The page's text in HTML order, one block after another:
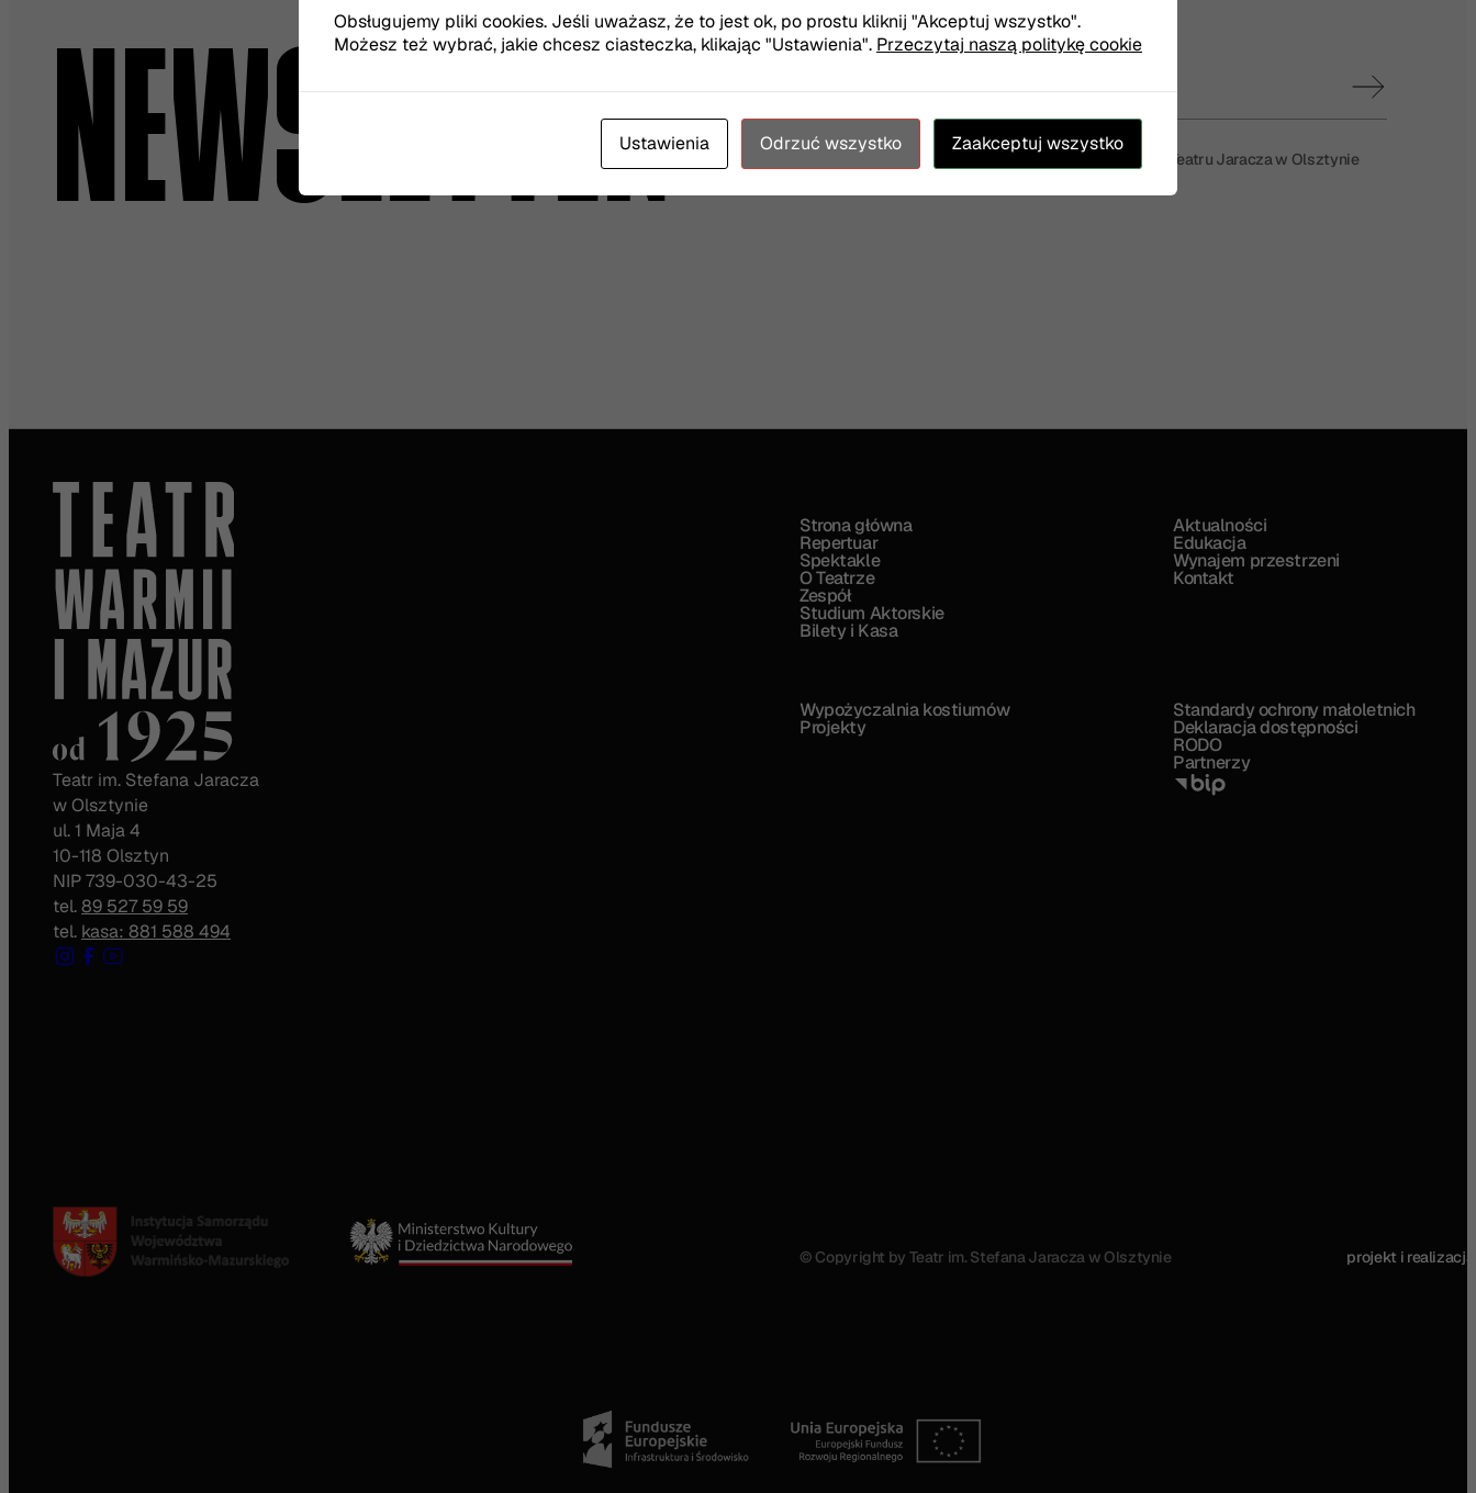
NEWSLETTER Twój e-mail
Wyrażam zgodę na otrzymywanie wiadomości od Teatru Jaracza w Olsztynie
Więcej
Teatr im. Stefana Jaracza
w Olsztynie
ul. 1 Maja 4
10-118 Olsztyn
NIP 739-030-43-25
tel.89 527 59 59
tel. kasa: 881 588 494
Strona główna
Repertuar
Spektakle
O Teatrze
Zespół
Studium Aktorskie
Bilety i Kasa
Aktualności
Edukacja
Wynajem przestrzeni
Kontakt
Wypożyczalnia kostiumów
Projekty
Standardy ochrony małoletnich
Deklaracja dostępności
RODO
Partnerzy
projekt i
© Copyright by Teatr im. Stefana Jaracza w Olsztynie
Obsługujemy pliki cookies. Jeśli uważasz, że to jest ok, po prostu kliknij "Akceptuj wszystko".
Możesz też wybrać, jakie chcesz ciasteczka, klikając "Ustawienia". Przeczytaj naszą politykę cookie
Ustawienia Odrzuć wszystko Zaakceptuj wszystko